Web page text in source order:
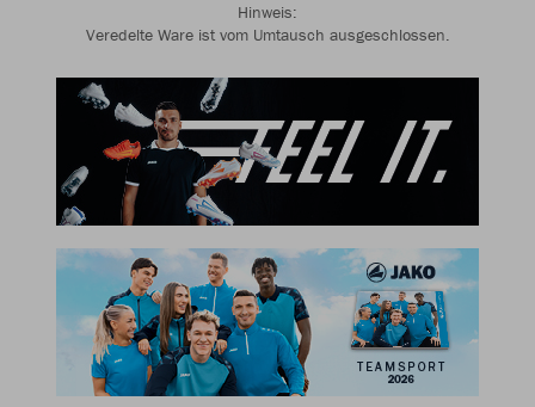
Hinweis:
Veredelte Ware ist vom Umtausch ausgeschlossen.